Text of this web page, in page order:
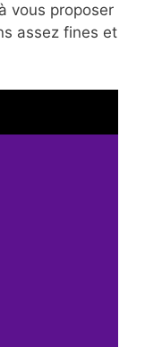
vous proposer
assez fines et